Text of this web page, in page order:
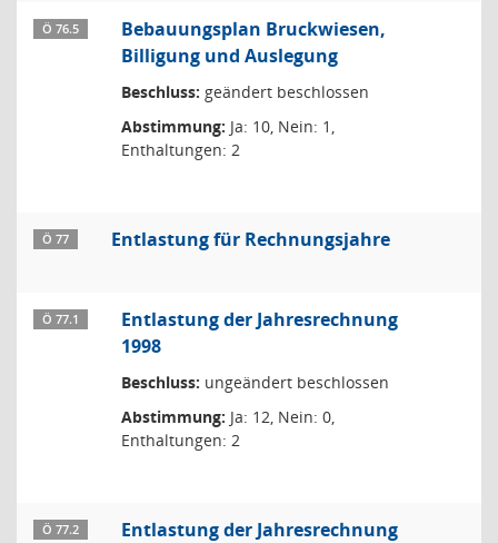
Ö 76.5
Bebauungsplan Bruckwiesen,
Billigung und Auslegung
Beschluss: geändert beschlossen
Abstimmung: Ja: 10, Nein: 1,
Enthaltungen: 2
Ö 77 Entlastung für Rechnungsjahre
Ö 77.1
Entlastung der Jahresrechnung
1998
Beschluss: ungeändert beschlossen
Abstimmung: Ja: 12, Nein: 0,
Enthaltungen: 2
Ö 77.2
Entlastung der Jahresrechnung